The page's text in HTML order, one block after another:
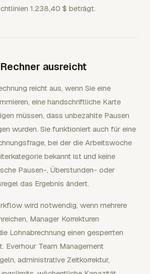
1.238,40 $ beträgt.
ausreicht
reicht aus, wenn Sie eine
eine handschriftliche Karte
müssen, dass unbezahlte Pausen
wurden. Sie funktioniert auch für eine
bei der die Arbeitswoche
bekannt ist und keine
Pausen-, Überstunden- oder
das Ergebnis ändert.
wird notwendig, wenn mehrere
Manager Korrekturen
Lohnabrechnung einen gesperrten
Everhour Team Management
administrative Zeitkorrektur,